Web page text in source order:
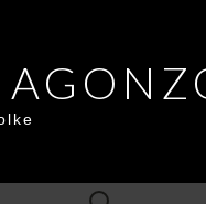
Suche